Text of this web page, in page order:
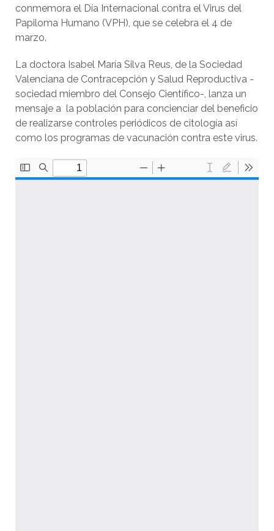
conmemora el Día Internacional contra el Virus del
Papiloma Humano (VPH), que se celebra el 4 de
marzo.
La doctora Isabel María Silva Reus, de la Sociedad
Valenciana de Contracepción y Salud Reproductiva -
sociedad miembro del Consejo Científico-, lanza un
mensaje a la población para concienciar del beneficio
de realizarse controles periódicos de citología así
como los programas de vacunación contra este virus.